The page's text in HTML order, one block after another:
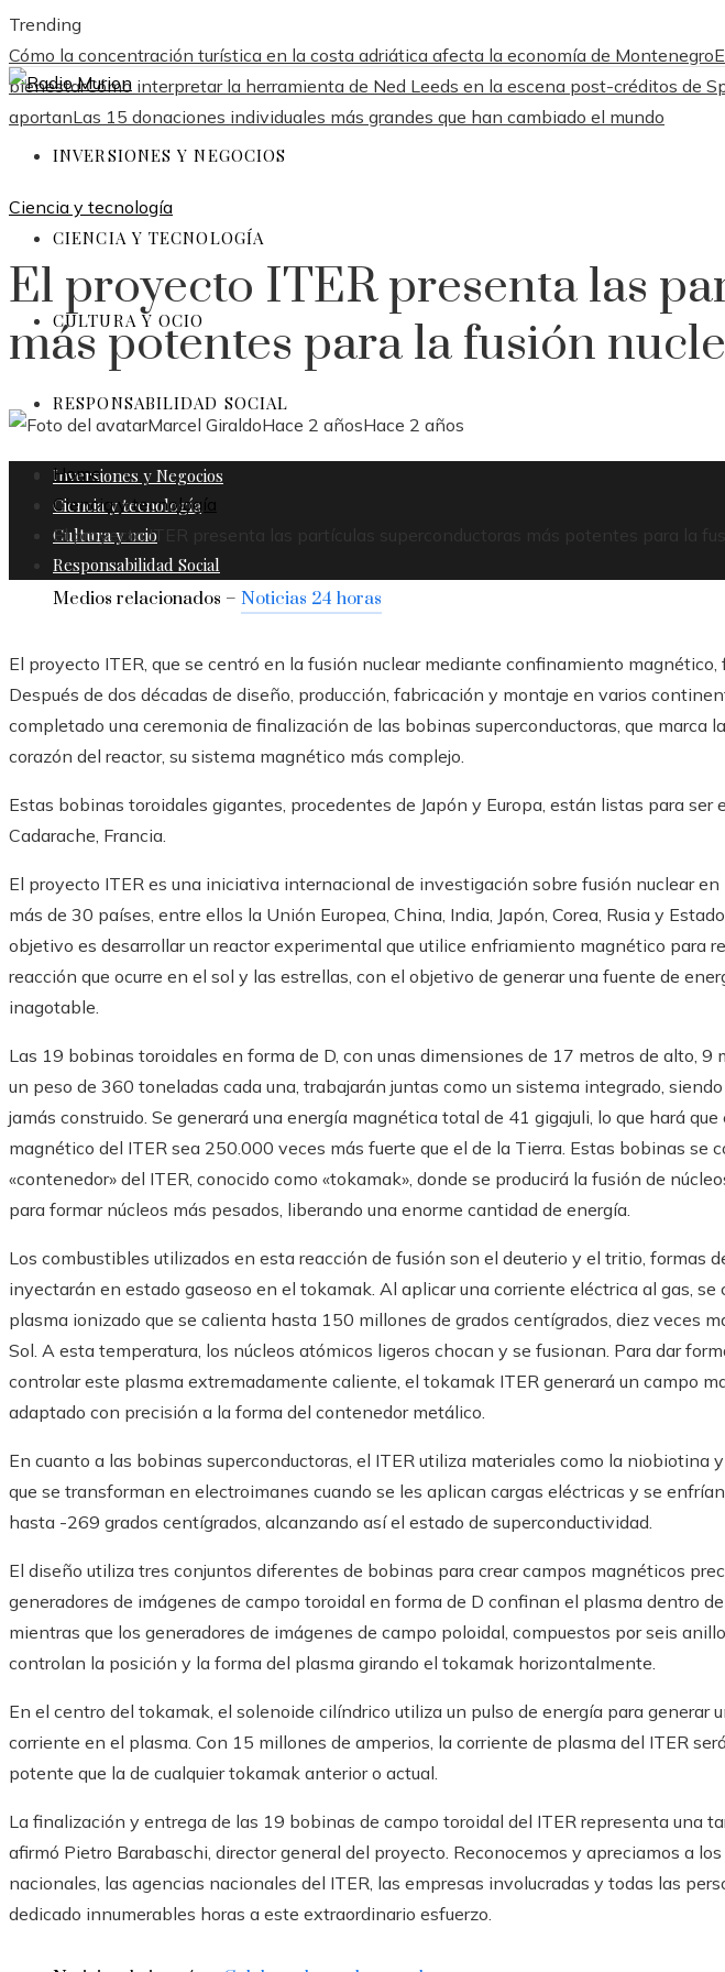
Trending
Cómo la concentración turística en la costa adriática afecta la economía de Montenegro
bienestarCómo interpretar la herramienta de Ned Leeds en la escena post-créditos de
aportanLas 15 donaciones individuales más grandes que han cambiado el mundo
INVERSIONES Y NEGOCIOS
CIENCIA Y TECNOLOGÍA
CULTURA Y OCIO
RESPONSABILIDAD SOCIAL
Inversiones y Negocios
Ciencia y tecnología
Cultura y ocio
Responsabilidad Social
Ciencia y tecnología
El proyecto ITER presenta las
más potentes para la fusión
Marcel GiraldoHace 2 añosHace 2 años
Home
Ciencia y tecnología
El proyecto ITER presenta las partículas superconductoras más potentes para la
Medios relacionados – Noticias 24 horas
El proyecto ITER, que se centró en la fusión nuclear mediante confinamiento magnético,
Después de dos décadas de diseño, producción, fabricación y montaje en varios
completado una ceremonia de finalización de las bobinas superconductoras, que marca
corazón del reactor, su sistema magnético más complejo.
Estas bobinas toroidales gigantes, procedentes de Japón y Europa, están listas para ser
Cadarache, Francia.
El proyecto ITER es una iniciativa internacional de investigación sobre fusión nuclear
más de 30 países, entre ellos la Unión Europea, China, India, Japón, Corea, Rusia y
objetivo es desarrollar un reactor experimental que utilice enfriamiento magnético para
reacción que ocurre en el sol y las estrellas, con el objetivo de generar una fuente de
inagotable.
Las 19 bobinas toroidales en forma de D, con unas dimensiones de 17 metros de alto, 9
un peso de 360 ​​toneladas cada una, trabajarán juntas como un sistema integrado,
jamás construido. Se generará una energía magnética total de 41 gigajuli, lo que hará que
magnético del ITER sea 250.000 veces más fuerte que el de la Tierra. Estas bobinas se
«contenedor» del ITER, conocido como «tokamak», donde se producirá la fusión de
para formar núcleos más pesados, liberando una enorme cantidad de energía.
Los combustibles utilizados en esta reacción de fusión son el deuterio y el tritio, formas
inyectarán en estado gaseoso en el tokamak. Al aplicar una corriente eléctrica al gas, se
plasma ionizado que se calienta hasta 150 millones de grados centígrados, diez veces
Sol. A esta temperatura, los núcleos atómicos ligeros chocan y se fusionan. Para dar
controlar este plasma extremadamente caliente, el tokamak ITER generará un campo
adaptado con precisión a la forma del contenedor metálico.
En cuanto a las bobinas superconductoras, el ITER utiliza materiales como la niobiotina
que se transforman en electroimanes cuando se les aplican cargas eléctricas y se
hasta -269 grados centígrados, alcanzando así el estado de superconductividad.
El diseño utiliza tres conjuntos diferentes de bobinas para crear campos magnéticos
generadores de imágenes de campo toroidal en forma de D confinan el plasma dentro
mientras que los generadores de imágenes de campo poloidal, compuestos por seis
controlan la posición y la forma del plasma girando el tokamak horizontalmente.
En el centro del tokamak, el solenoide cilíndrico utiliza un pulso de energía para generar
corriente en el plasma. Con 15 millones de amperios, la corriente de plasma del ITER
potente que la de cualquier tokamak anterior o actual.
La finalización y entrega de las 19 bobinas de campo toroidal del ITER representa una
afirmó Pietro Barabaschi, director general del proyecto. Reconocemos y apreciamos a
nacionales, las agencias nacionales del ITER, las empresas involucradas y todas las
dedicado innumerables horas a este extraordinario esfuerzo.